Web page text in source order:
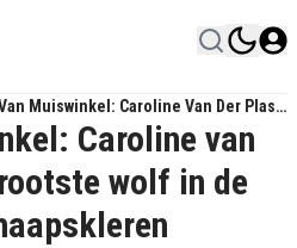
Muiswinkel: Caroline Van Der Plas
Grootste Wolf In De Misselijkste
Caroline van
wolf in de